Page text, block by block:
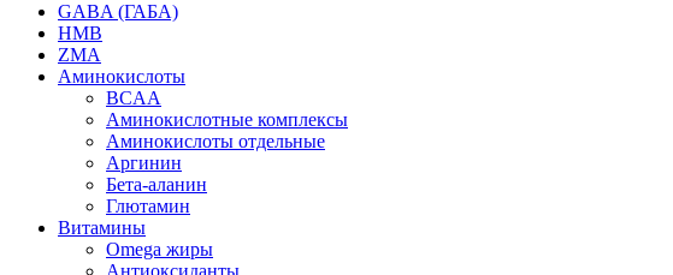
GABA (ГАБА)
HMB
ZMA
Аминокислоты
BCAA
Аминокислотные комплексы
Аминокислоты отдельные
Аргинин
Бета-аланин
Глютамин
Витамины
Omega жиры
Антиоксиданты